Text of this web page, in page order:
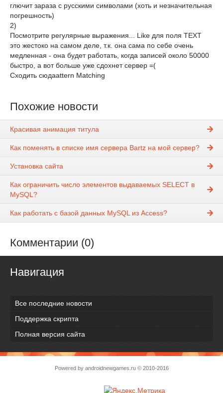
глючит зараза с русскими символами (хоть и незначительная
погрешность)
2)
Посмотрите регулярные выражения... Like для поля TEXT
это жестоко на самом деле, т.к. она сама по себе очень
медленная - она будет работать, когда записей около 50000
быстро, а вот больше уже сдохнет сервер =(
Сходить сюдаattern Matching
Похожие новости
Красивая анимация титула
Как поменять в списке имя сервера Bartz на мой сервер?
Установка сайта
Как ограничить число элементов выдаваемых SELECT в
MySQL?
Как работать с базой данных MySQL из Access?
Комментарии (0)
Навигация
Все последние новости
Поддержка скрипта
Полная версия сайта
Powered by androidnewgames.ru© 2010-2016